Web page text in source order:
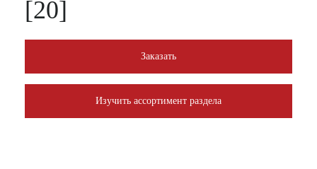
[20]
Заказать
Изучить ассортимент раздела